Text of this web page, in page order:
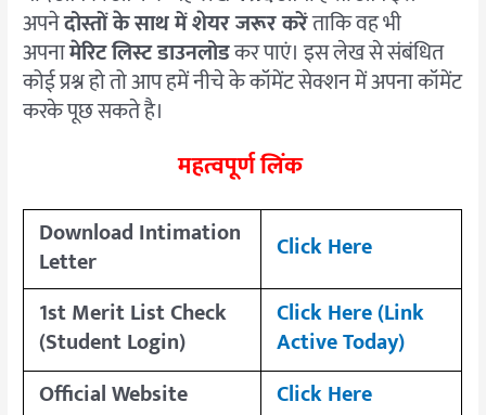
अपनेदोस्तों के साथ में शेयर जरूर करेंताकि वह भी
अपनामेरिट लिस्ट डाउनलोडकर पाएं। इस लेख से संबंधित
कोई प्रश्न हो तो आप हमें नीचे के कॉमेंट सेक्शन में अपना कॉमेंट
करके पूछ सकते है।
महत्वपूर्ण लिंक
Download Intimation
Letter
Click Here
1st Merit List Check
(Student Login)
Click Here (Link
Active Today)
Official Website
Click Here